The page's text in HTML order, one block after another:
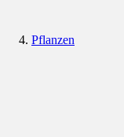
Pflanzen